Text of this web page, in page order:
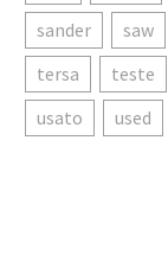
sander
saw
tersa
teste
usato
used